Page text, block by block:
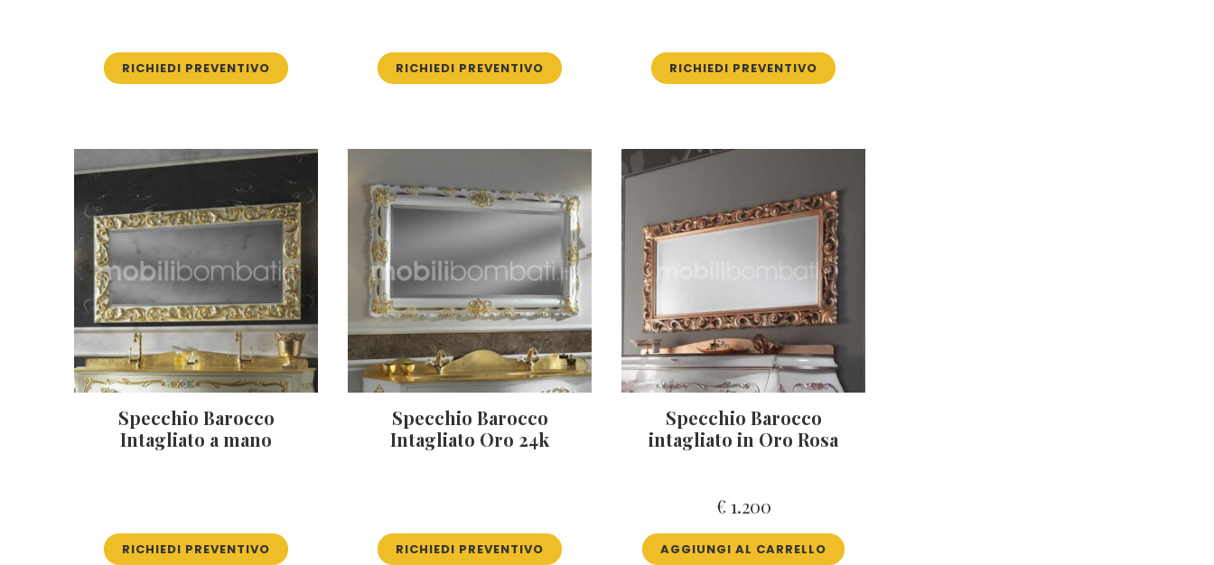
RICHIEDI PREVENTIVO RICHIEDI PREVENTIVO RICHIEDI PREVENTIVO
Specchio Barocco
Intagliato a mano
RICHIEDI PREVENTIVO
Specchio Barocco
Intagliato Oro 24k
RICHIEDI PREVENTIVO
Specchio Barocco
intagliato in Oro Rosa
€ 1.200
AGGIUNGI AL CARRELLO